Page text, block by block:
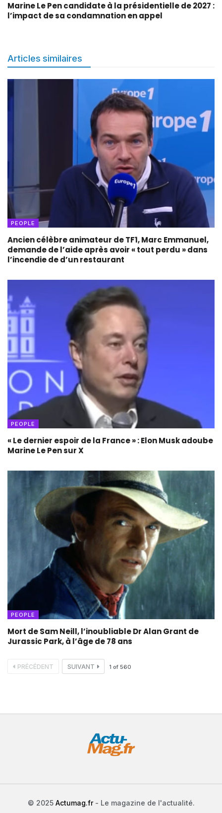
Marine Le Pen candidate à la présidentielle de 2027 :
l’impact de sa condamnation en appel
Articles similaires
PEOPLE
Ancien célèbre animateur de TF1, Marc Emmanuel,
demande de l’aide après avoir « tout perdu » dans
l’incendie de d’un restaurant
PEOPLE
« Le dernier espoir de la France » : Elon Musk adoube
Marine Le Pen sur X
PEOPLE
Mort de Sam Neill, l’inoubliable Dr Alan Grant de
Jurassic Park, à l’âge de 78 ans
PRÉCÉDENT SUIVANT 1 of 560
© 2025 Actumag.fr- Le magazine de l'actualité.